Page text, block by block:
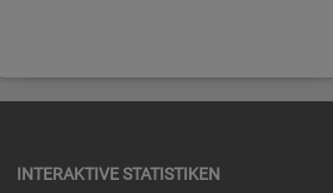
IN­TER­AK­TI­VE STA­TIS­TI­KEN